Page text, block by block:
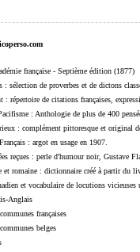
française - Septième édition (1877)
: sélection de proverbes et de dictons
: répertoire de citations françaises,
: Anthologie de plus de 400
: complément pittoresque et original
: argot en usage en 1907.
reçues : perle d'humour noir, Gustave
et romaine : dictionnaire créé à partir du
et vocabulaire de locutions vicieuses
Anglais
françaises
belges